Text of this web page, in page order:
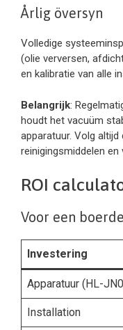
Årlig översyn
Volledige
(olie verversen,
en kalibratie van alle
Belangrijk:
houdt het vacuüm
apparatuur. Volg
reinigingsmiddelen
ROI
Voor een
Investering
Apparatuur (HL-
Installation